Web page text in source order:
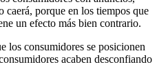
caerá, porque en los tiempos que
un efecto más bien contrario.
los consumidores se posicionen
acaben desconfiando